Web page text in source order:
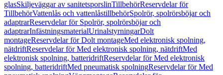
glasSkiljeväggar av sanitetsporslinTillbehörReservdelar för
TillbehörVattenlås och vattenlåstillbehörSpolrör, spolrörsböjar och
adaptrarReservdelar för Spolrör, spolrörsböjar och
adaptrarInfästningsmaterialUrinalstyrningarDolt
montageReservdelar för Dolt montageMed elektronisk spolning,
nätdriftReservdelar för Med elektronisk spolning, nätdriftMed
elektronisk spolning, batteridriftReservdelar för Med elektronisk
spolning, batteridriftMed pneumatisk spolningReservdelar för Med